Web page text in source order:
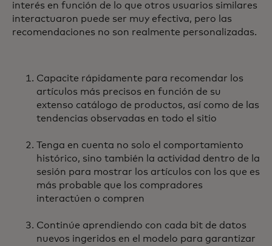
interés en función de lo que otros usuarios similares
interactuaron puede ser muy efectiva, pero las
recomendaciones no son realmente personalizadas.
Capacite rápidamente para recomendar los
artículos más precisos en función de su
extenso catálogo de productos, así como de las
tendencias observadas en todo el sitio
Tenga en cuenta no solo el comportamiento
histórico, sino también la actividad dentro de la
sesión para mostrar los artículos con los que es
más probable que los compradores
interactúen o compren
Continúe aprendiendo con cada bit de datos
nuevos ingeridos en el modelo para garantizar